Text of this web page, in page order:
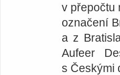
v přepočtu
označení
a z
Aufeer
s Českými